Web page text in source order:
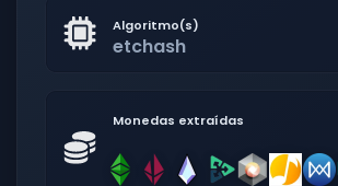
Algoritmo(s)
etchash
Monedas extraídas